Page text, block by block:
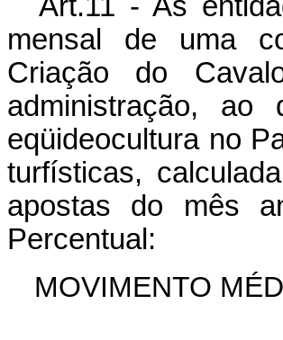
mensal de uma
Criação do
administração, ao
eqüideocultura no
turfísticas,
apostas do mês
Percentual:
MOVIMENTO